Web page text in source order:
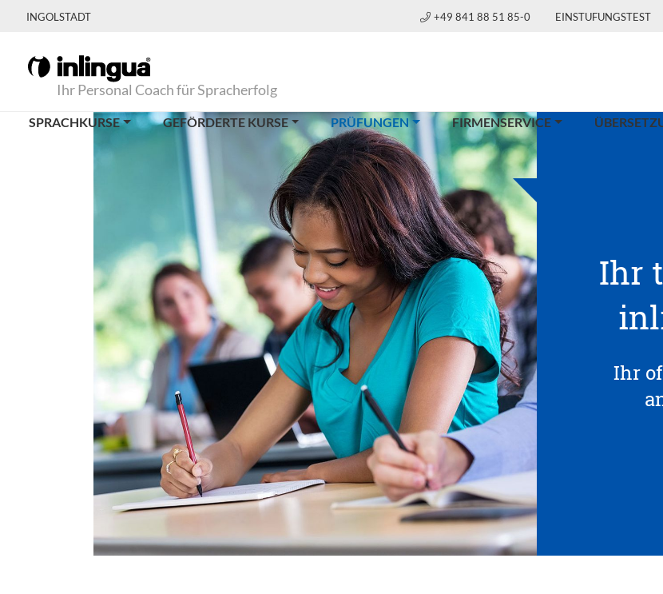
INGOLSTADT +49 841 88 51 85-0 EINSTUFUNGSTEST
Ihr Personal Coach für Spracherfolg
SPRACHKURSE GEFÖRDERTE KURSE PRÜFUNGEN(CURRENT)FIRMENSERVICE
Ihr
Ihr